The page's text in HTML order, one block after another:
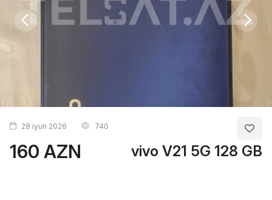
160 AZN vivo V21 5G 128 GB
28 iyun 2026 740